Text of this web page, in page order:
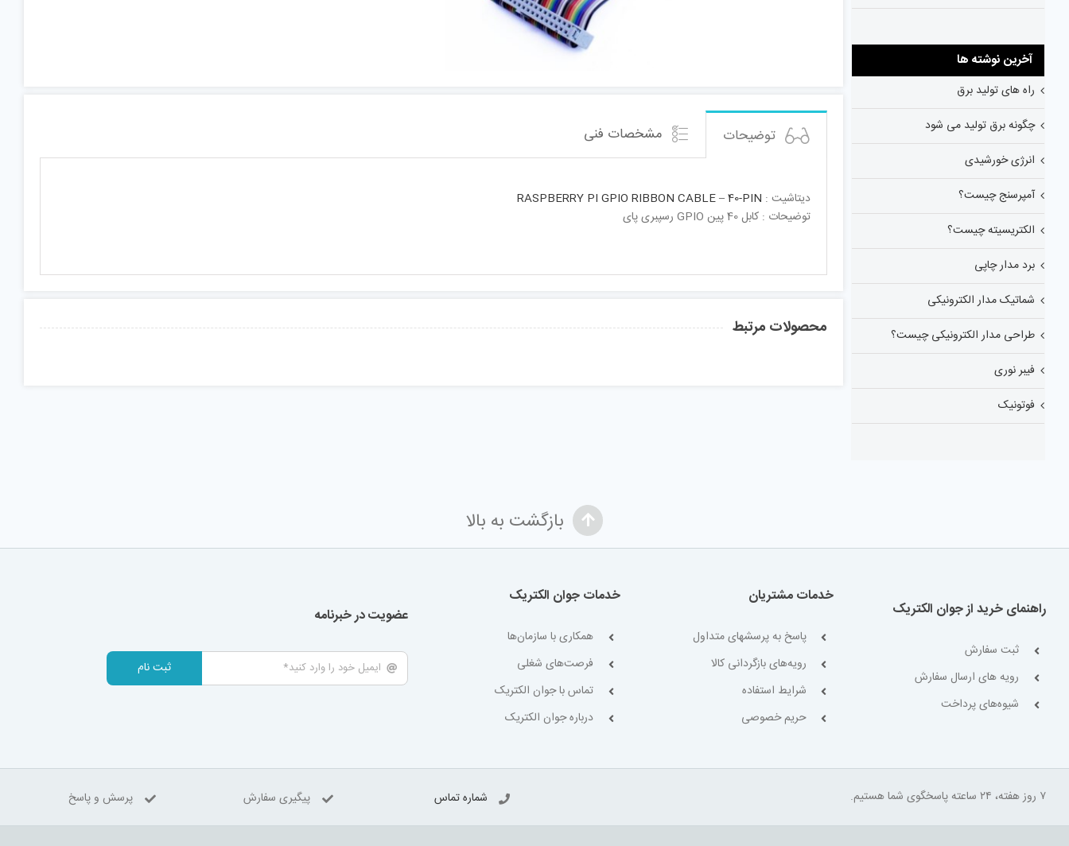
توضیحات مشخصات فنی
دیتاشیت : RASPBERRY PI GPIO RIBBON CABLE – 40-PIN
توضیحات : کابل 40 پین GPIO رسپبری پای
محصولات مرتبط
آخرین نوشته ها
راه های تولید برق
چگونه برق تولید می شود
انرژی خورشیدی
آمپرسنج چیست؟
الکتریسیته چیست؟
برد مدار چاپی
شماتیک مدار الکترونیکی
طراحی مدار الکترونیکی چیست؟
فیبر نوری
فوتونیک
بازگشت به بالا
راهنمای خرید از جوان الکتریک
ثبت سفارش
رویه های ارسال سفارش
شیوه‌های پرداخت
خدمات مشتریان
پاسخ به پرسشهای متداول
رویه‌های بازگردانی کالا
شرایط استفاده
حریم خصوصی
خدمات جوان الکتریک
همکاری با سازمان‌ها
فرصت‌های شغلی
تماس با جوان الکتریک
درباره جوان الکتریک
عضویت در خبرنامه
ثبت نام
۷ روز هفته، ۲۴ ساعته پاسخگوی شما هستیم. شماره تماس پیگیری سفارش پرسش و پاسخ